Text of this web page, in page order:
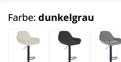
Farbe: dunkelgrau
creme dunkelgrau grau